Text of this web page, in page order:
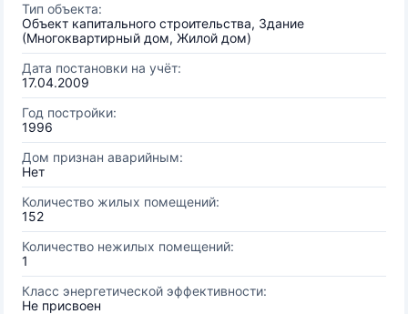
Тип объекта:
Объект капитального строительства, Здание
(Многоквартирный дом, Жилой дом)
Дата постановки на учёт:
17.04.2009
Год постройки:
1996
Дом признан аварийным:
Нет
Количество жилых помещений:
152
Количество нежилых помещений:
1
Класс энергетической эффективности:
Не присвоен